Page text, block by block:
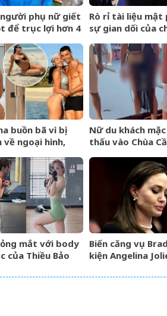
phụ nữ giết
để trục lợi hơn 4
Rò rỉ tài liệu mật
sự gian dối của
Super League
buồn bã vì bị
về ngoại hình,
4 triệu người
Nữ du khách
thấu vào Chùa
hành động gây
mắt với body
của Thiều Bảo
tập
Biến căng vụ
kiện Angelina